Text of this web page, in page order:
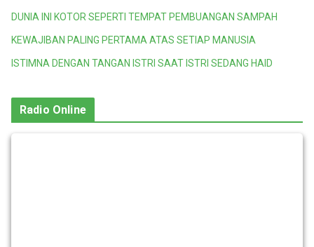
DUNIA INI KOTOR SEPERTI TEMPAT PEMBUANGAN SAMPAH
KEWAJIBAN PALING PERTAMA ATAS SETIAP MANUSIA
ISTIMNA DENGAN TANGAN ISTRI SAAT ISTRI SEDANG HAID
Radio Online